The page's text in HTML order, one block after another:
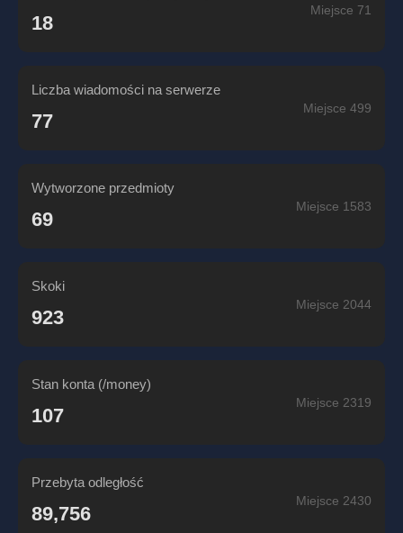
18
Miejsce 71
Liczba wiadomości na serwerze
77
Miejsce 499
Wytworzone przedmioty
69
Miejsce 1583
Skoki
923
Miejsce 2044
Stan konta (/money)
107
Miejsce 2319
Przebyta odległość
89,756
Miejsce 2430